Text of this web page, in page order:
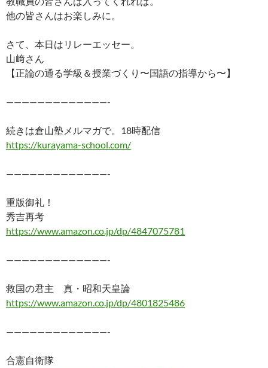
他の皆さんはお楽しみに。
さて、本日はリレーエッセー。
山﨑さん
【正論の通る学級＆授業づくり〜国語の指導から〜】
—————————————-
続きは倉山塾メルマガで。18時配信
https://kurayama-school.com/
—————————————-
重版御礼！
秀吉再考
https://www.amazon.co.jp/dp/4847075781
—————————————-
救国の君主 真・昭和天皇論
https://www.amazon.co.jp/dp/4801825486
—————————————-
合憲自衛隊